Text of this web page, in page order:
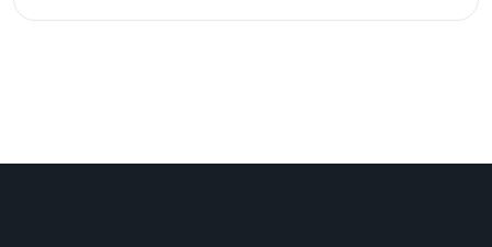
Naziv i vrsta robe: